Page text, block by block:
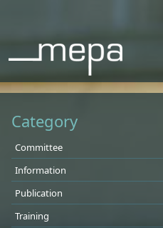
Category
Committee
Information
Publication
Training